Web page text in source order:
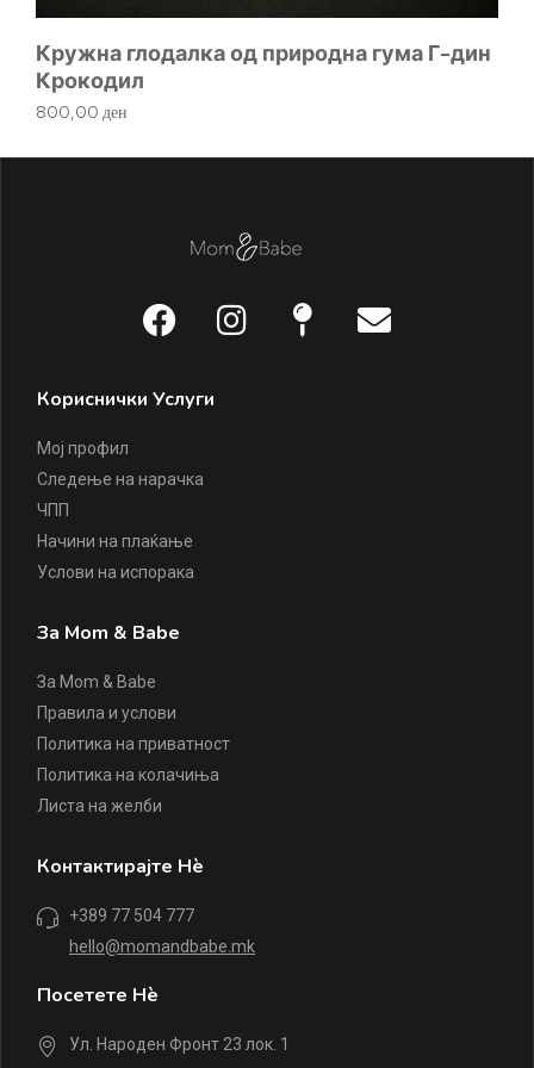
Кружна глодалка од природна гума Г-дин
Крокодил
800,00 ден
Кориснички Услуги
Мој профил
Следење на нарачка
ЧПП
Начини на плаќање
Услови на испорака
За Mom & Babe
За Mom & Babe
Правила и услови
Политика на приватност
Политика на колачиња
Листа на желби
Контактирајте Нè
+389 77 504 777
hello@momandbabe.mk
Посетете Нè
Ул. Народен Фронт 23 лок. 1